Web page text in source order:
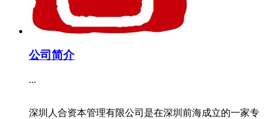
公司简介
...
深圳人合资本管理有限公司是在深圳前海成立的一家专